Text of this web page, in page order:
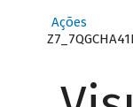
Ações